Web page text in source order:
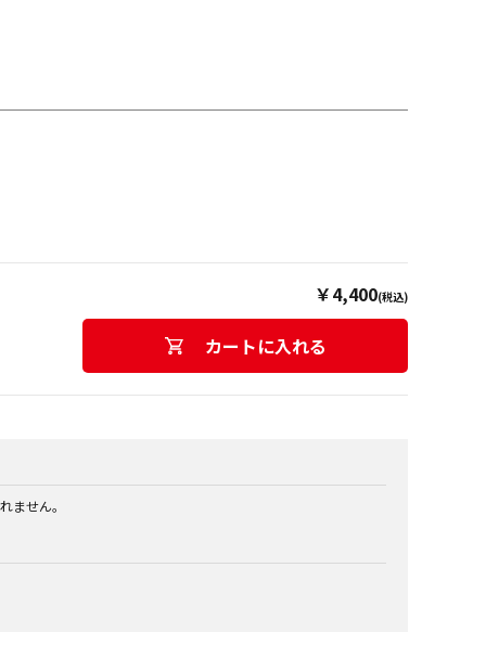
￥4,400(税込)
カートに入れる
ません。